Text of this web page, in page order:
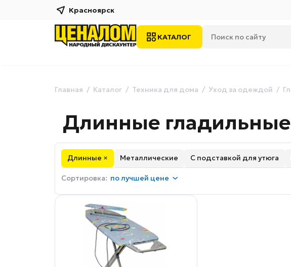
Красноярск
КАТАЛОГ
Главная Каталог Техника для дома Уход за одеждой
Длинные
Длинные × Металлические С подставкой для утюга
Сортировка: получшей цене